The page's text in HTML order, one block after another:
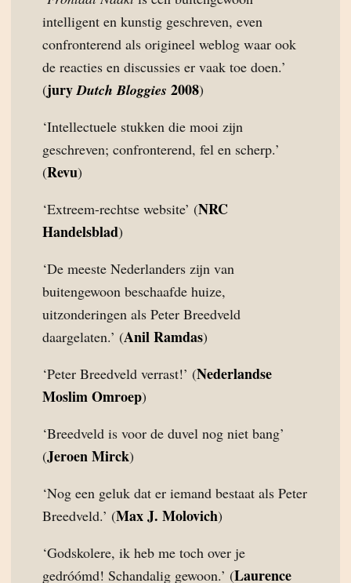
intelligent en kunstig geschreven, even
confronterend als origineel weblog waar ook
de reacties en discussies er vaak toe doen.’
(juryDutch Bloggies 2008)
‘Intellectuele stukken die mooi zijn
geschreven; confronterend, fel en scherp.’
(Revu)
‘Extreem-rechtse website’ (NRC
Handelsblad)
‘De meeste Nederlanders zijn van
buitengewoon beschaafde huize,
uitzonderingen als Peter Breedveld
daargelaten.’ (Anil Ramdas)
‘Peter Breedveld verrast!’ (Nederlandse
Moslim Omroep)
‘Breedveld is voor de duvel nog niet bang’
(Jeroen Mirck)
‘Nog een geluk dat er iemand bestaat als Peter
Breedveld.’ (Max J. Molovich)
‘Godskolere, ik heb me toch over je
gedróómd! Schandalig gewoon.’ (Laurence